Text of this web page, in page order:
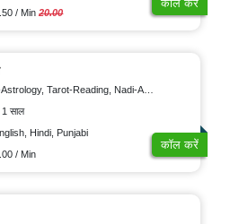
/ Min20.00
कॉल करें
Tarot-Reading, Nadi-Astrology, Psychology, Prashna-Kundali
साल
Hindi, Punjabi
/ Min
कॉल करें